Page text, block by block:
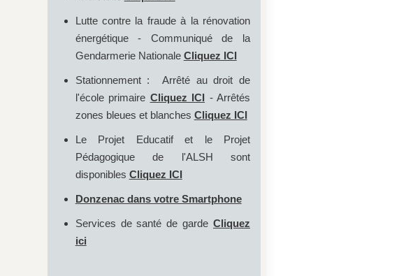
Lutte contre la fraude à la rénovation
énergétique - Communiqué de la
Gendarmerie Nationale Cliquez ICI
Stationnement : Arrêté au droit de
l'école primaire Cliquez ICI - Arrêtés
zones bleues et blanches Cliquez ICI
Le Projet Educatif et le Projet
Pédagogique de l'ALSH sont
disponibles Cliquez ICI
Donzenac dans votre Smartphone
Services de santé de garde Cliquez
ici